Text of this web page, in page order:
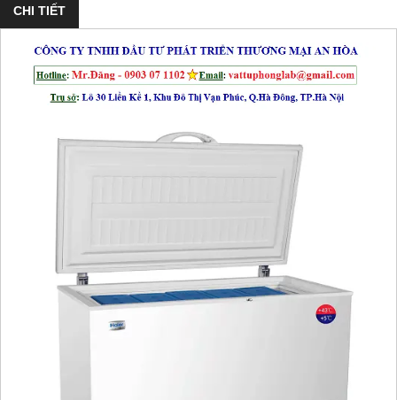
CHI TIẾT